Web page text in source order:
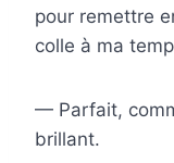
pour remettre
colle à ma
— Parfait,
brillant.